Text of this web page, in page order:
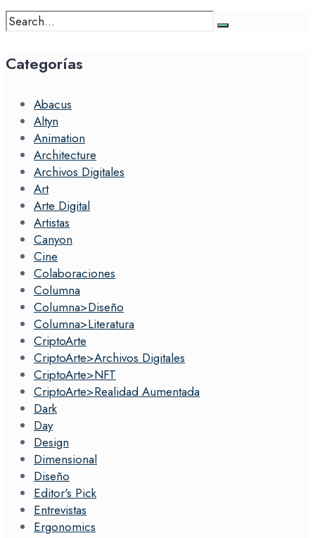
Search
for:
Categorías
Abacus
Altyn
Animation
Architecture
Archivos Digitales
Art
Arte Digital
Artistas
Canyon
Cine
Colaboraciones
Columna
Columna>Diseño
Columna>Literatura
CriptoArte
CriptoArte>Archivos Digitales
CriptoArte>NFT
CriptoArte>Realidad Aumentada
Dark
Day
Design
Dimensional
Diseño
Editor's Pick
Entrevistas
Ergonomics